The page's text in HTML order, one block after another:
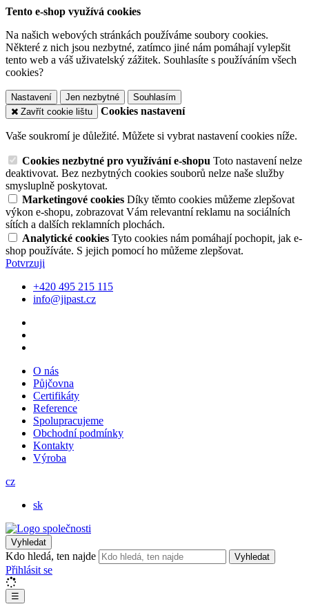
Tento e-shop využívá cookies
Na našich webových stránkách používáme soubory cookies.
Některé z nich jsou nezbytné, zatímco jiné nám pomáhají vylepšit
tento web a váš uživatelský zážitek. Souhlasíte s používáním všech
cookies?
Nastavení Jen nezbytné
Souhlasím
Zavřít cookie lištu
Cookies nastavení
Vaše soukromí je důležité. Můžete si vybrat nastavení cookies níže.
Cookies nezbytné pro využívání e-shopu Toto nastavení nelze
deaktivovat. Bez nezbytných cookies souborů nelze naše služby
smysluplně poskytovat.
Marketingové cookies Díky těmto cookies můžeme zlepšovat
výkon e-shopu, zobrazovat Vám relevantní reklamu na sociálních
sítích a dalších reklamních plochách.
Analytické cookies Tyto cookies nám pomáhají pochopit, jak e-
shop používáte. S jejich pomocí ho můžeme zlepšovat.
Potvrzuji
+420 495 215 115
info@jipast.cz
O nás
Půjčovna
Certifikáty
Reference
Spolupracujeme
Obchodní podmínky
Kontakty
Výroba
cz
sk
Vyhledat
Kdo hledá, ten najde Vyhledat
Přihlásit se
☰